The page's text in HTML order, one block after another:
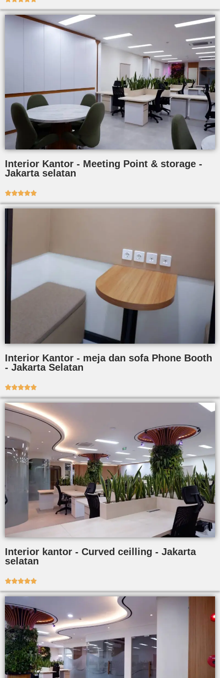
Interior Kantor - Meeting Point & storage -
Jakarta selatan

Interior Kantor - meja dan sofa Phone Booth
- Jakarta Selatan

Interior kantor - Curved ceilling - Jakarta
selatan
